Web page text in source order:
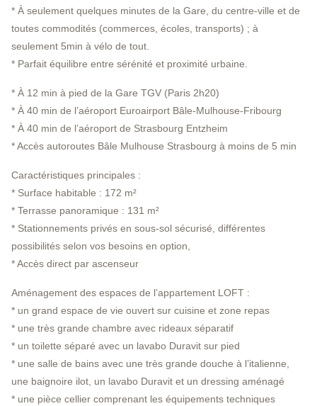
* À seulement quelques minutes de la Gare, du centre-ville et de
toutes commodités (commerces, écoles, transports) ; à
seulement 5min à vélo de tout.
* Parfait équilibre entre sérénité et proximité urbaine.
* À 12 min à pied de la Gare TGV (Paris 2h20)
* À 40 min de l’aéroport Euroairport Bâle-Mulhouse-Fribourg
* À 40 min de l’aéroport de Strasbourg Entzheim
* Accès autoroutes Bâle Mulhouse Strasbourg à moins de 5 min
Caractéristiques principales :
* Surface habitable : 172 m²
* Terrasse panoramique : 131 m²
* Stationnements privés en sous-sol sécurisé, différentes
possibilités selon vos besoins en option,
* Accès direct par ascenseur
Aménagement des espaces de l’appartement LOFT :
* un grand espace de vie ouvert sur cuisine et zone repas
* une très grande chambre avec rideaux séparatif
* un toilette séparé avec un lavabo Duravit sur pied
* une salle de bains avec une très grande douche à l’italienne,
une baignoire ilot, un lavabo Duravit et un dressing aménagé
* une pièce cellier comprenant les équipements techniques